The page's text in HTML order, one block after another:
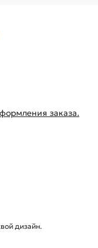
заказа.
дизайн.